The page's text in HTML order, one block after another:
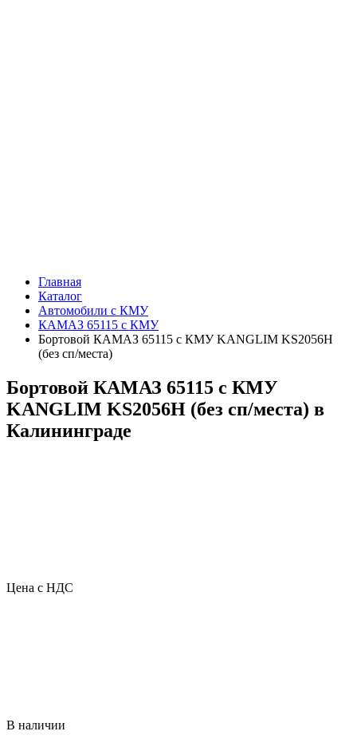
Главная
Каталог
Автомобили с КМУ
КАМАЗ 65115 с КМУ
Бортовой КАМАЗ 65115 с КМУ KANGLIM KS2056H
(без сп/места)
Бортовой КАМАЗ 65115 с КМУ
KANGLIM KS2056H (без сп/места) в
Калининграде
Цена с НДС
В наличии